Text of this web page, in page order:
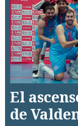
El
de